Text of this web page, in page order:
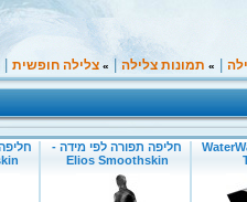
|
» תמונות צלילה |
» צלילה חופשית |